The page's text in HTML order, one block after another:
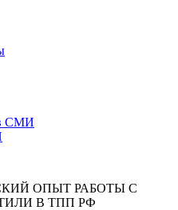
СМИ
ОПЫТ РАБОТЫ С
В ТПП РФ